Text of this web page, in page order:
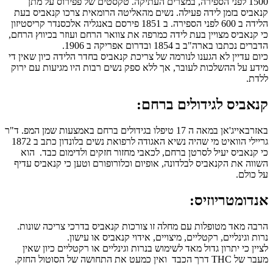
קנאביס בזמן לידה פעילה. נשים מהאליטה הרומאית צרכו קנאביס בעת
הלידה ב 600 לפני הספירה. ב 1851 פירסם באנגליה אלכסנדר קריסטיזון
כי קנאביס מצויין בעת לידה כמרפה את צוואר הרחם ועוזר בכיווץ הרחם,
הדברים נכתבו בארה"ב ב 1854 ובדרום אפריקה ב 1906.
כיום עדיין לא הגענו לנורמה של צריכת קנאביס בחדר הלידה כיון שאין די
מידע על ההשלכות לעובר, אך ללא ספק נשים רבות היו מגיעות עם ירוק
ללדת.
קנאביס לגידולים ברחם:
באזרבאייג'אן במאה ה 17 טיפלו בגידולים ברחם באמצעות שמן המפ. ד"ר
גריילי הוואיט מי שהיה נשיא האגודה לרפואת נשים בלונדון כתב ב 1872
כי קנאביס יעיל לסרטן ברחם, לכאבי מחזור חזקים ולדימום כבד. הוא
השווה את הקנאביס לבלדונה, אופיום וכלורופורם וטען כי קנאביס עדיף
על כולם.
אנדומטריוזיס:
הרבה מאד מטופלות עם מחלה זו צורכות קנאביס בדרכי צריכה שונות.
נרות וגינליים, רקטליים, מיצויים, אידוי קנאביס או עישון.
לציין כי יתרון גדול מאד לשימוש בנרות וגינליים או רקטליים כיון שאין
מעבר של THC דרך הכבד ואין כמעט את התחושה של הסוטול החזק.